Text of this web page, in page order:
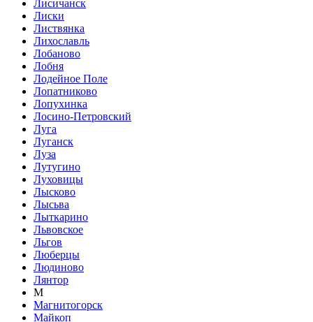
Лисичанск
Лиски
Листвянка
Лихославль
Лобаново
Лобня
Лодейное Поле
Лопатниково
Лопухинка
Лосино-Петровский
Луга
Луганск
Луза
Лутугино
Луховицы
Лысково
Лысьва
Лыткарино
Львовское
Льгов
Люберцы
Людиново
Лянтор
М
Магнитогорск
Майкоп